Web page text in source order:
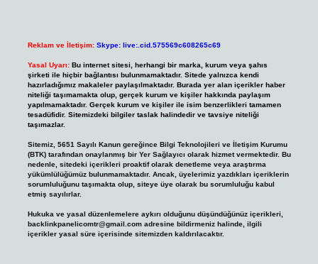
Reklam ve İletişim: Skype: live:.cid.575569c608265c69
Yasal Uyarı: Bu internet sitesi, herhangi bir marka, kurum veya şahıs
şirketi ile hiçbir bağlantısı bulunmamaktadır. Sitede yalnızca kendi
hazırladığımız makaleler paylaşılmaktadır. Burada yer alan içerikler haber
niteliği taşımamakta olup, gerçek kurum ve kişiler hakkında paylaşım
yapılmamaktadır. Gerçek kurum ve kişiler ile isim benzerlikleri tamamen
tesadüfidir. Sitemizdeki bilgiler taslak halindedir ve tavsiye niteliği
taşımazlar.
Sitemiz, 5651 Sayılı Kanun gereğince Bilgi Teknolojileri ve İletişim Kurumu
(BTK) tarafından onaylanmış bir Yer Sağlayıcı olarak hizmet vermektedir. Bu
nedenle, sitedeki içerikleri proaktif olarak denetleme veya araştırma
yükümlülüğümüz bulunmamaktadır. Ancak, üyelerimiz yazdıkları içeriklerin
sorumluluğunu taşımakta olup, siteye üye olarak bu sorumluluğu kabul
etmiş sayılırlar.
Hukuka ve yasal düzenlemelere aykırı olduğunu düşündüğünüz içerikleri,
backlinkpanelicomtr@gmail.comadresine bildirmeniz halinde, ilgili
içerikler yasal süre içerisinde sitemizden kaldırılacaktır.